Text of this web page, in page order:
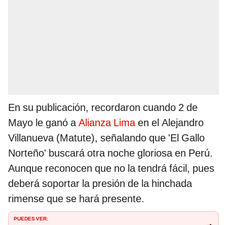
En su publicación, recordaron cuando 2 de
Mayo le ganó aAlianza Limaen el Alejandro
Villanueva (Matute), señalando que 'El Gallo
Norteño' buscará otra noche gloriosa en Perú.
Aunque reconocen que no la tendrá fácil, pues
deberá soportar la presión de la hinchada
rimense que se hará presente.
PUEDES VER: